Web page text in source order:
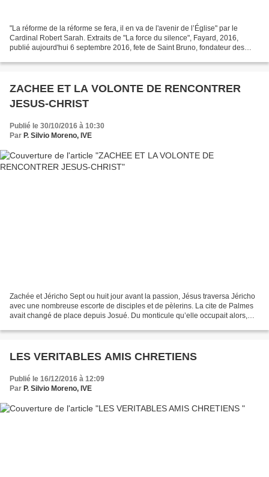
"La réforme de la réforme se fera, il en va de l'avenir de l’Église" par le
Cardinal Robert Sarah. Extraits de "La force du silence", Fayard, 2016,
publié aujourd'hui 6 septembre 2016, fete de Saint Bruno, fondateur des
ZACHEE ET LA VOLONTE DE RENCONTRER
JESUS-CHRIST
Publié le 30/10/2016 à 10:30
Par P. Silvio Moreno, IVE
Zachée et Jéricho Sept ou huit jour avant la passion, Jésus traversa Jéricho
avec une nombreuse escorte de disciples et de pèlerins. La cite de Palmes
avait changé de place depuis Josué. Du monticule qu’elle occupait alors,
LES VERITABLES AMIS CHRETIENS
Publié le 16/12/2016 à 12:09
Par P. Silvio Moreno, IVE